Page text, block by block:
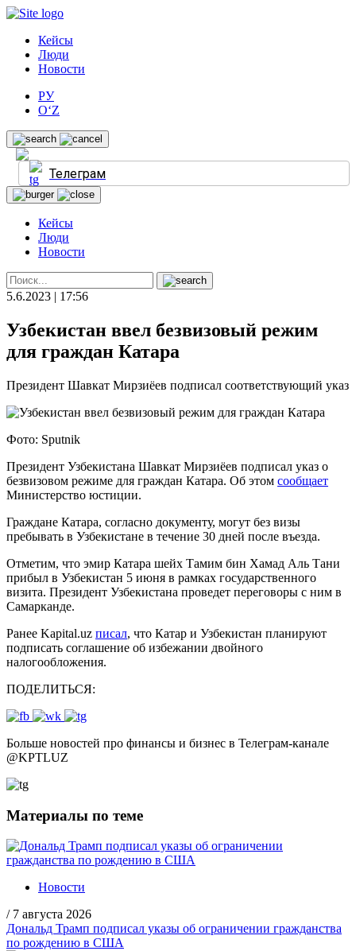
Кейсы
Люди
Новости
РУ
O‘Z
Телеграм
Кейсы
Люди
Новости
5.6.2023 | 17:56
Узбекистан ввел безвизовый режим
для граждан Катара
Президент Шавкат Мирзиёев подписал соответствующий указ
Фото: Sputnik
Президент Узбекистана Шавкат Мирзиёев подписал указ о
безвизовом режиме для граждан Катара. Об этом сообщает
Министерство юстиции.
Граждане Катара, согласно документу, могут без визы
пребывать в Узбекистане в течение 30 дней после въезда.
Отметим, что эмир Катара шейх Тамим бин Хамад Аль Тани
прибыл в Узбекистан 5 июня в рамках государственного
визита. Президент Узбекистана проведет переговоры с ним в
Самарканде.
Ранее Kapital.uz писал, что Катар и Узбекистан планируют
подписать соглашение об избежании двойного
налогообложения.
ПОДЕЛИТЬСЯ:
Больше новостей про финансы и бизнес в Телеграм-канале
@KPTLUZ
Материалы по теме
Новости
/ 7 августа 2026
Дональд Трамп подписал указы об ограничении гражданства
по рождению в США